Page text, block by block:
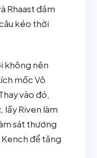
Rhaast đảm
kéo thời
không nên
mốc Vô
vào đó,
lấy Riven làm
sát thương
để tăng